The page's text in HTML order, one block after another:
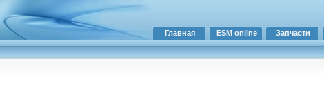
Главная ESM online Запчасти